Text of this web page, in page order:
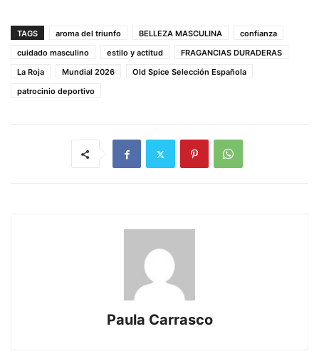
TAGS aroma del triunfo BELLEZA MASCULINA
confianza
cuidado masculino
estilo y actitud
FRAGANCIAS DURADERAS
La Roja
Mundial 2026
Old Spice Selección Española
patrocinio deportivo
Paula Carrasco